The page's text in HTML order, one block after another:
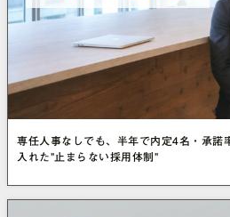
専任人事なしでも、半年で内定4名・承諾
入れた”止まらない採用体制”